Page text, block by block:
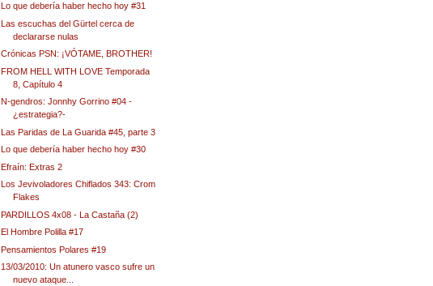
Lo que debería haber hecho hoy #31
Las escuchas del Gürtel cerca de
declararse nulas
Crónicas PSN: ¡VÓTAME, BROTHER!
FROM HELL WITH LOVE Temporada
8, Capítulo 4
N-gendros: Jonnhy Gorrino #04 -
¿estrategia?-
Las Paridas de La Guarida #45, parte 3
Lo que debería haber hecho hoy #30
Efraín: Extras 2
Los Jevivoladores Chiflados 343: Crom
Flakes
PARDILLOS 4x08 - La Castaña (2)
El Hombre Polilla #17
Pensamientos Polares #19
13/03/2010: Un atunero vasco sufre un
nuevo ataque...